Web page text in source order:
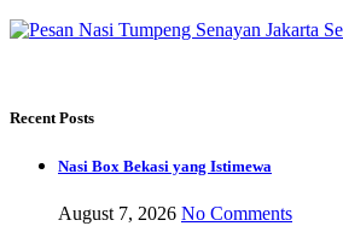
Recent Posts
Nasi Box Bekasi yang Istimewa
August 7, 2026 No Comments